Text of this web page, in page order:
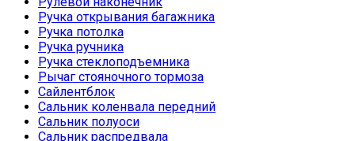
Ручка открывания багажника
Ручка потолка
Ручка ручника
Ручка стеклоподъемника
Рычаг стояночного тормоза
Сайлентблок
Сальник коленвала передний
Сальник полуоси
Сальник распредвала